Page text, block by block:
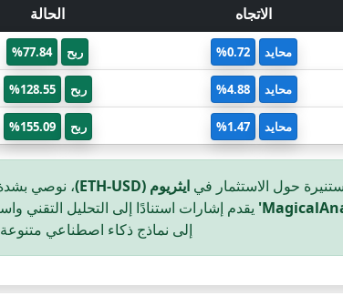
الاتجاه الحالة
محايد 0.72% ربح 77.84%
محايد 4.88% ربح 128.55%
محايد 1.47% ربح 155.09%
حول الاستثمار فيايثريوم (ETH-USD) ، نوصي
يقدم إشارات استنادًا إلى التحليل التقني
إلى نماذج ذكاء اصطناعي متنوعة